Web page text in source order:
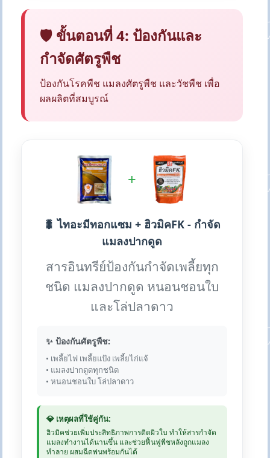
🛡️ ขั้นตอนที่ 4: ป้องกันและ
กำจัดศัตรูพืช
ป้องกันโรคพืช แมลงศัตรูพืช และวัชพืช เพื่อ
ผลผลิตที่สมบูรณ์
+
🐛 ไทอะมีทอกแซม + ฮิวมิคFK - กำจัด
แมลงปากดูด
สารอินทรีย์ป้องกันกำจัดเพลี้ยทุก
ชนิด แมลงปากดูด หนอนชอนใบ
และโล่ปลาดาว
✨ ป้องกันศัตรูพืช:
• เพลี้ยไฟ เพลี้ยแป้ง เพลี้ยไก่แจ้
• แมลงปากดูดทุกชนิด
• หนอนชอนใบ โล่ปลาดาว
💎 เหตุผลที่ใช้คู่กัน:
ฮิวมิคช่วยเพิ่มประสิทธิภาพการติดผิวใบ ทำให้สารกำจัด
แมลงทำงานได้นานขึ้น และช่วยฟื้นฟูพืชหลังถูกแมลง
ทำลาย ผสมฉีดพ่นพร้อมกันได้